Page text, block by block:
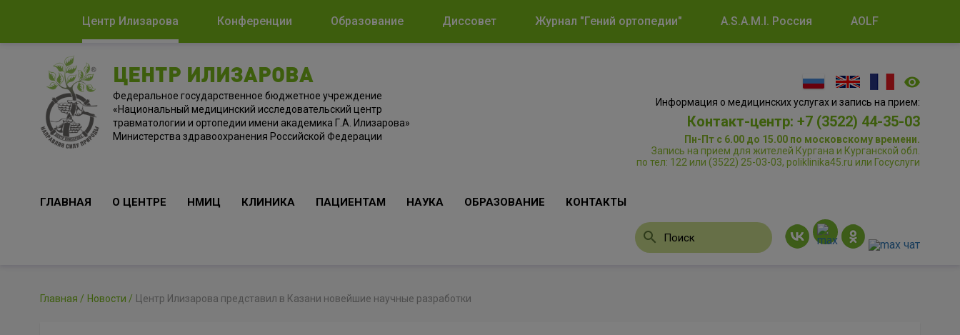
Центр Илизарова Конференции Образование Диссовет Журнал "Гений ортопедии" A.S.A.M.I. Россия AOLF
ЦЕНТР ИЛИЗАРОВА
Федеральное государственное бюджетное учреждение
«Национальный медицинский исследовательский центр
травматологии и ортопедии имени академика Г.А. Илизарова»
Министерства здравоохранения Российской Федерации
Информация о медицинских услугах и запись на прием:
Контакт-центр: +7 (3522) 44-35-03
Пн-Пт с 6.00 до 15.00 по московскому времени.
Запись на прием для жителей Кургана и Курганской обл.
по тел: 122 или (3522) 25-03-03, poliklinika45.ru или Госуслуги
ГЛАВНАЯ О ЦЕНТРЕ НМИЦ КЛИНИКА ПАЦИЕНТАМ НАУКА ОБРАЗОВАНИЕ КОНТАКТЫ
Главная Новости Центр Илизарова представил в Казани новейшие научные разработки